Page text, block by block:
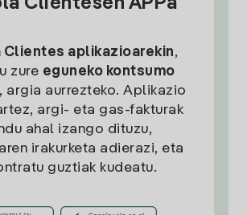
Clientesen APPa
Clientes aplikazioarekin,
zure eguneko kontsumo
, argia aurrezteko. Aplikazio
argi- eta gas-fakturak
ahal izango dituzu,
irakurketa adierazi, eta
guztiak kudeatu.